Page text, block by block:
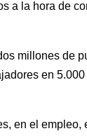
a la hora de
millones de
en
en el empleo,